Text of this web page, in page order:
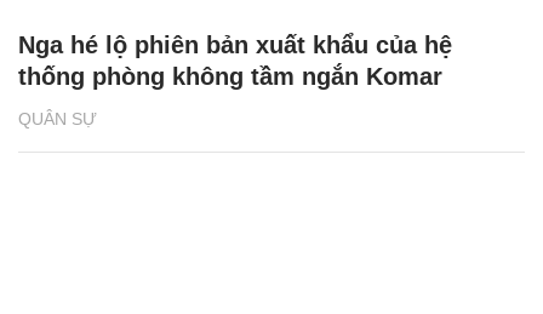
QUÂN SỰ
Nga hé lộ phiên bản xuất khẩu của hệ
thống phòng không tầm ngắn Komar